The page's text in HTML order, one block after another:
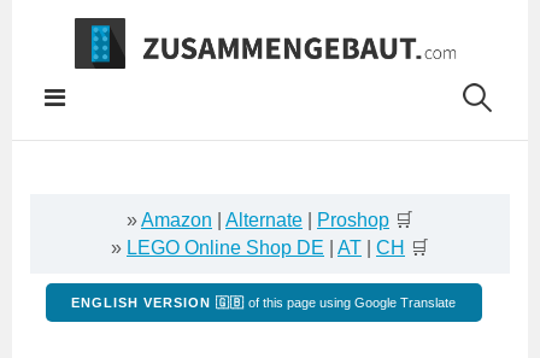
Springe
Inhalt
»Amazon Alternate Proshop 🛒
» LEGO Online Shop DE AT CH 🛒
ENGLISH VERSION 🇬🇧 of this page using Google Translate